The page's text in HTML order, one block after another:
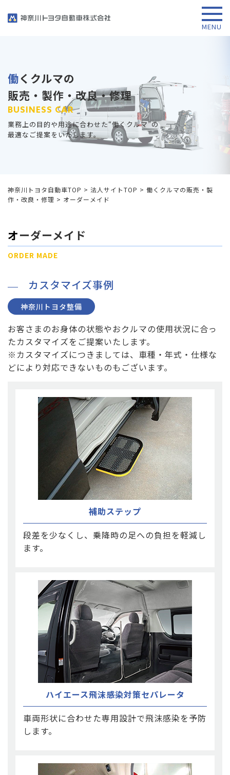
働くクルマの
販売・製作・改良・修理
BUSINESS CAR
業務上の目的や用途に合わせた“働くクルマ”の
最適なご提案をいたします。
神奈川トヨタ自動車TOP > 法人サイトTOP > 働くクルマの販売・製
作・改良・修理 > オーダーメイド
オーダーメイド
ORDER MADE
カスタマイズ事例
神奈川トヨタ整備
お客さまのお身体の状態やおクルマの使用状況に合っ
たカスタマイズをご提案いたします。
※カスタマイズにつきましては、車種・年式・仕様な
どにより対応できないものもございます。
補助ステップ
段差を少なくし、乗降時の足への負担を軽減し
ます。
ハイエース飛沫感染対策セパレータ
車両形状に合わせた専用設計で飛沫感染を予防
します。